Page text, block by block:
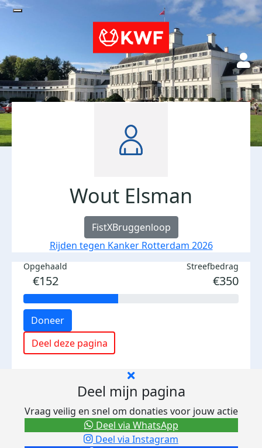
Wout Elsman
FistXBruggenloop
Rijden tegen Kanker Rotterdam 2026
Opgehaald
€152
Streefbedrag
€350
Doneer
Deel deze pagina
Deel mijn pagina
Vraag veilig en snel om donaties voor jouw actie
Deel via Instagram
Deel via WhatsApp